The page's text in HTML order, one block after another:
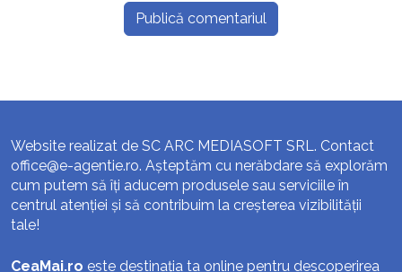
Website realizat de SC ARC MEDIASOFT SRL. Contact
office@e-agentie.ro. Așteptăm cu nerăbdare să explorăm
cum putem să îți aducem produsele sau serviciile în
centrul atenției și să contribuim la creșterea vizibilității
tale!
CeaMai.ro este destinația ta online pentru descoperirea